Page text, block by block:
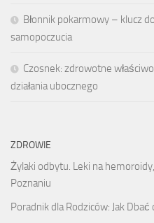
Błonnik pokarmowy – klucz
samopoczucia
Czosnek: zdrowotne
działania ubocznego
ZDROWIE
Żylaki odbytu. Leki na
Poznaniu
Poradnik dla Rodziców: Jak